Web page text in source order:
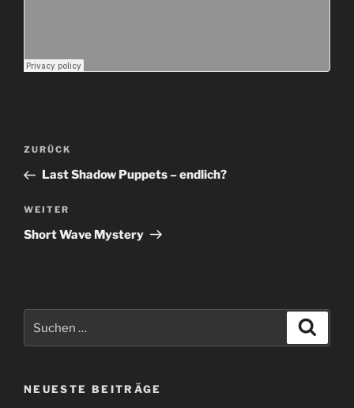
Beitragsnavigation
Vorheriger
Beitrag
ZURÜCK
Last Shadow Puppets – endlich?
Nächster
Beitrag
WEITER
Short Wave Mystery
nach:
NEUESTE BEITRÄGE